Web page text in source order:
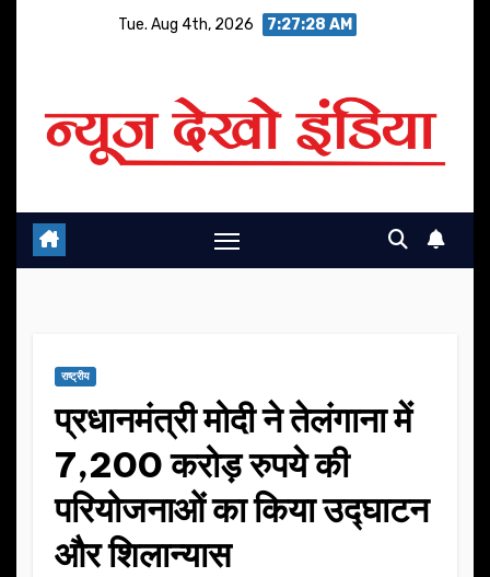
Tue. Aug 4th, 2026 7:27:29 AM
राष्ट्रीय
प्रधानमंत्री मोदी ने तेलंगाना में
7,200 करोड़ रुपये की
परियोजनाओं का किया उद्घाटन
और शिलान्यास